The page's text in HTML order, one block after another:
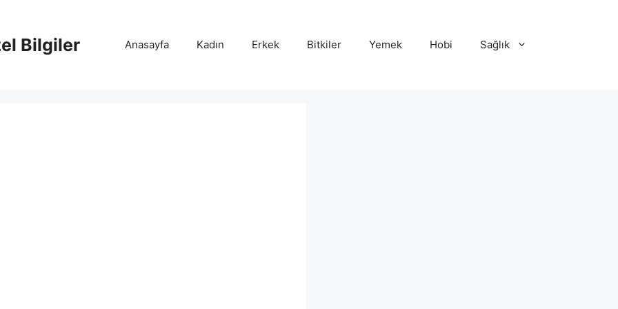
Bilgiler Anasayfa Kadın Erkek Bitkiler Yemek Hobi Sağlık